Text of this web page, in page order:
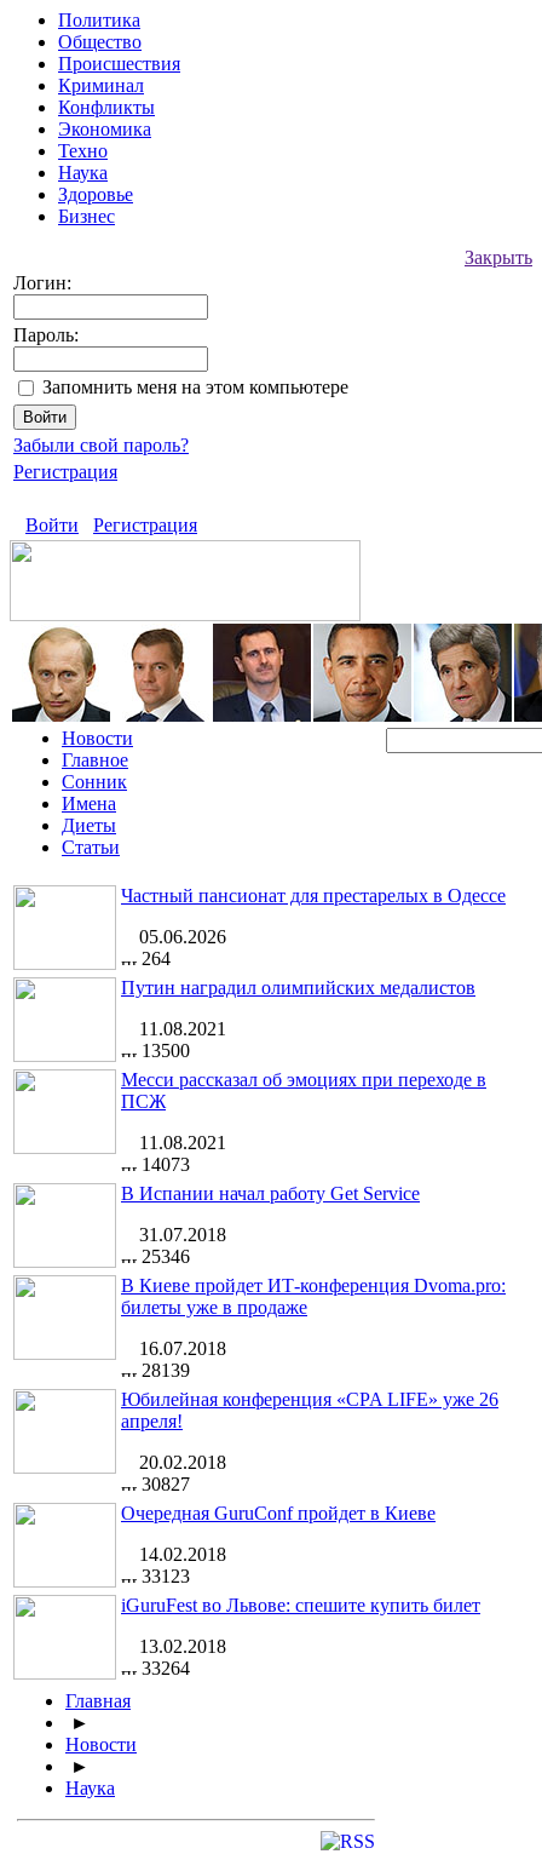
Политика
Общество
Происшествия
Криминал
Конфликты
Экономика
Техно
Наука
Здоровье
Бизнес
Закрыть
Логин:
Пароль:
Запомнить меня на этом компьютере
Забыли свой пароль?
Регистрация
Войти Регистрация
Новости
Главное
Сонник
Имена
Диеты
Статьи
Частный пансионат для престарелых в Одессе
05.06.2026
264
Путин наградил олимпийских медалистов
11.08.2021
13500
Месси рассказал об эмоциях при переходе в
ПСЖ
11.08.2021
14073
В Испании начал работу Get Service
31.07.2018
25346
В Киеве пройдет ИТ-конференция Dvoma.pro:
билеты уже в продаже
16.07.2018
28139
Юбилейная конференция «CPA LIFE» уже 26
апреля!
20.02.2018
30827
Очередная GuruConf пройдет в Киеве
14.02.2018
33123
iGuruFest во Львове: спешите купить билет
13.02.2018
33264
Главная
►
Новости
►
Наука